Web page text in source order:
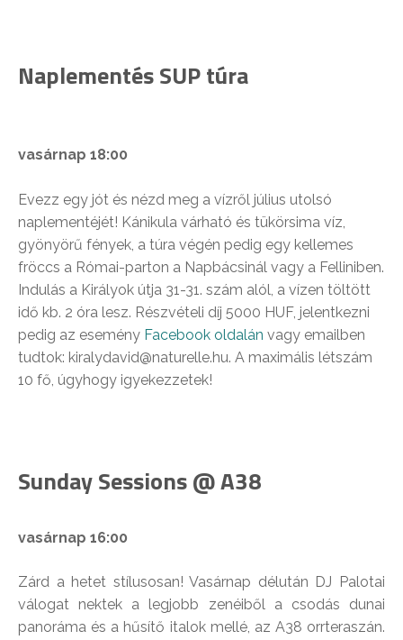
Naplementés SUP túra
vasárnap 18:00
Evezz egy jót és nézd meg a vízről július utolsó
naplementéjét! Kánikula várható és tükörsima víz,
gyönyörű fények, a túra végén pedig egy kellemes
fröccs a Római-parton a Napbácsinál vagy a Felliniben.
Indulás a Királyok útja 31-31. szám alól, a vízen töltött
idő kb. 2 óra lesz. Részvételi díj 5000 HUF, jelentkezni
pedig az esemény Facebook oldalán vagy emailben
tudtok: kiralydavid@naturelle.hu. A maximális létszám
10 fő, úgyhogy igyekezzetek!
Sunday Sessions @ A38
vasárnap 16:00
Zárd a hetet stílusosan! Vasárnap délután DJ Palotai
válogat nektek a legjobb zenéiből a csodás dunai
panoráma és a hűsítő italok mellé, az A38 orrteraszán.